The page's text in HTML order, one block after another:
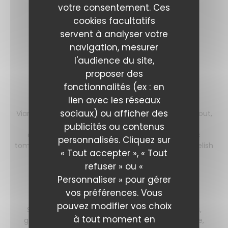
votre consentement. Ces
cookies facultatifs
servent à analyser votre
navigation, mesurer
l'audience du site,
proposer des
fonctionnalités (ex : en
lien avec les réseaux
sociaux) ou afficher des
publicités ou contenus
personnalisés. Cliquez sur
« Tout accepter », « Tout
refuser » ou «
Personnaliser » pour gérer
vos préférences. Vous
pouvez modifier vos choix
à tout moment en
Cuisson basse température de 12 heures
Liste des allergènes
23,00 EUR
Les burgers
Les cheese burgers
Viande de bœuf hachée VBF ''180 g'' cuite à votre gout,
fromage aux choix " Cheddar, chèvre ou bleu
d'Auvergne", pain burger made in Chartres, avec
tomate, oignon, salade, Cheddar, pickles et sauce relish
Liste des allergènes
17,00 EUR
Burger Végétarien
Steak de légumes, pain burger made in Chartres,
guacamole, sauce chimichurri, tapenade, tomate,